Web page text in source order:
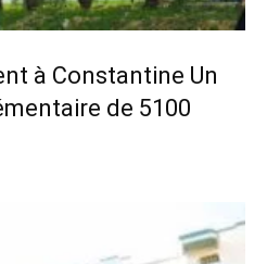
à Constantine Un
de 5100